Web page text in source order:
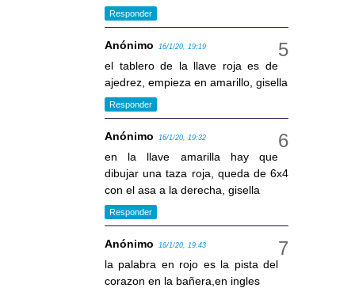
Responder
Anónimo 16/1/20, 19:19
el tablero de la llave roja es de
ajedrez, empieza en amarillo, gisella
Responder
Anónimo 16/1/20, 19:32
en la llave amarilla hay que
dibujar una taza roja, queda de 6x4
con el asa a la derecha, gisella
Responder
Anónimo 16/1/20, 19:43
la palabra en rojo es la pista del
corazon en la bañera,en ingles